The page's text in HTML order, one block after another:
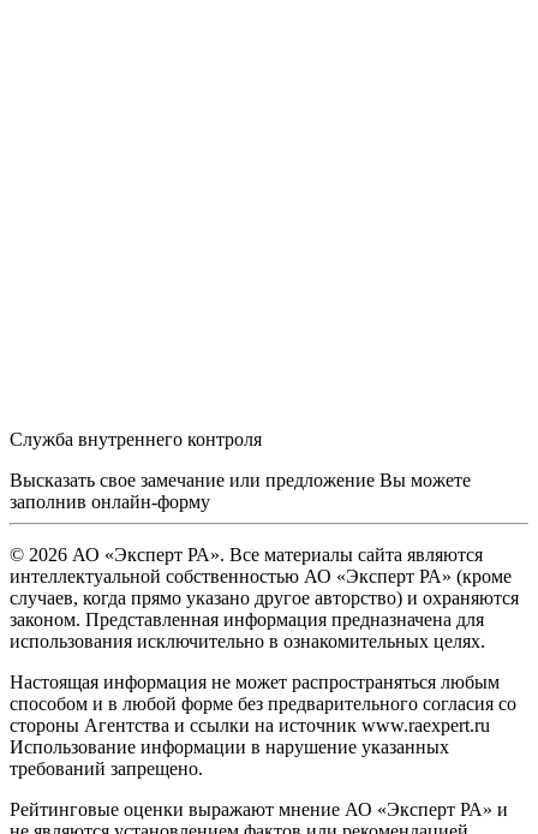
Служба внутреннего контроля
Высказать свое замечание или предложение Вы можете
заполнив онлайн-форму
© 2026 АО «Эксперт РА». Все материалы сайта являются
интеллектуальной собственностью АО «Эксперт РА» (кроме
случаев, когда прямо указано другое авторство) и охраняются
законом. Представленная информация предназначена для
использования исключительно в ознакомительных целях.
Настоящая информация не может распространяться любым
способом и в любой форме без предварительного согласия со
стороны Агентства и ссылки на источник www.raexpert.ru
Использование информации в нарушение указанных
требований запрещено.
Рейтинговые оценки выражают мнение АО «Эксперт РА» и